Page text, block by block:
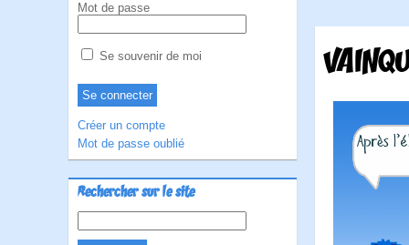
Mot de passe
Se souvenir de moi
Créer un compte
Mot de passe oublié
Rechercher sur le site